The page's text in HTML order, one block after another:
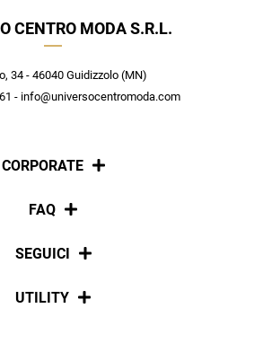
CENTRO MODA S.R.L.
34 - 46040 Guidizzolo (MN)
- info@universocentromoda.com
CORPORATE
Chi siamo
FAQ
Pagamenti
SEGUICI
Social
UTILITY
utilizzabile anche in negozio!
ai consigli dei nostri personal shopper e
le offerte in esclusiva a te riservate.
ISCRIVITI